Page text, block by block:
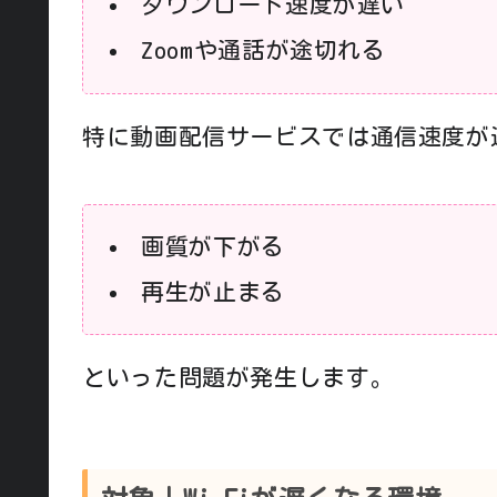
ダウンロード速度が遅い
Zoomや通話が途切れる
特に動画配信サービスでは通信速度が
画質が下がる
再生が止まる
といった問題が発生します。